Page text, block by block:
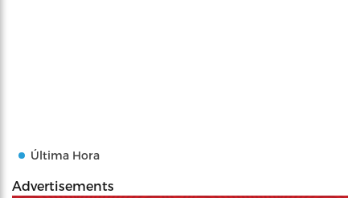
Última Hora
Advertisements